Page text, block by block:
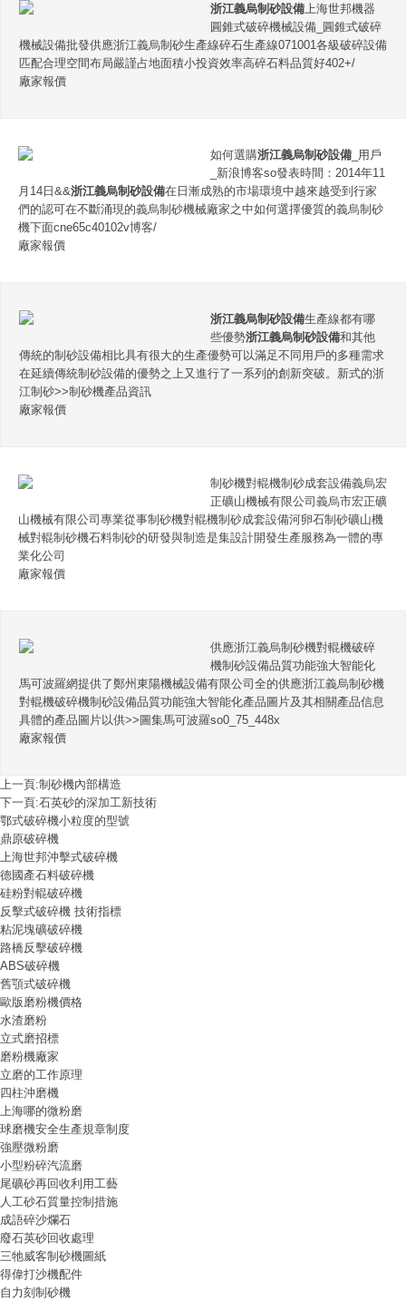
浙江義烏制砂設備上海世邦機器
圓錐式破碎機械設備_圓錐式破碎
機械設備批發供應浙江義烏制砂生產線碎石生產線071001各級破碎設備
匹配合理空間布局嚴謹占地面積小投資效率高碎石料品質好402+/
廠家報價
如何選購浙江義烏制砂設備 _用戶
_新浪博客so發表時間：2014年11
月14日&&浙江義烏制砂設備在日漸成熟的市場環境中越來越受到行家
們的認可在不斷涌現的義烏制砂機械廠家之中如何選擇優質的義烏制砂
機下面cne65c40102v博客/
廠家報價
浙江義烏制砂設備生產線都有哪
些優勢浙江義烏制砂設備和其他
傳統的制砂設備相比具有很大的生產優勢可以滿足不同用戶的多種需求
在延續傳統制砂設備的優勢之上又進行了一系列的創新突破。新式的浙
江制砂>>制砂機產品資訊
廠家報價
制砂機對輥機制砂成套設備義烏宏
正礦山機械有限公司義烏市宏正礦
山機械有限公司專業從事制砂機對輥機制砂成套設備河卵石制砂礦山機
械對輥制砂機石料制砂的研發與制造是集設計開發生產服務為一體的專
業化公司
廠家報價
供應浙江義烏制砂機對輥機破碎
機制砂設備品質功能強大智能化
馬可波羅網提供了鄭州東陽機械設備有限公司全的供應浙江義烏制砂機
對輥機破碎機制砂設備品質功能強大智能化產品圖片及其相關產品信息
具體的產品圖片以供>>圖集馬可波羅so0_75_448x
廠家報價
上一頁:制砂機內部構造
下一頁:石英砂的深加工新技術
鄂式破碎機小粒度的型號
鼎原破碎機
上海世邦沖擊式破碎機
德國產石料破碎機
硅粉對輥破碎機
反擊式破碎機 技術指標
粘泥塊礦破碎機
路橋反擊破碎機
ABS破碎機
舊顎式破碎機
歐版磨粉機價格
水渣磨粉
立式磨招標
磨粉機廠家
立磨的工作原理
四柱沖磨機
上海哪的微粉磨
球磨機安全生產規章制度
強壓微粉磨
小型粉碎汽流磨
尾礦砂再回收利用工藝
人工砂石質量控制措施
成語碎沙爛石
廢石英砂回收處理
三牠威客制砂機圖紙
得偉打沙機配件
自力刻制砂機